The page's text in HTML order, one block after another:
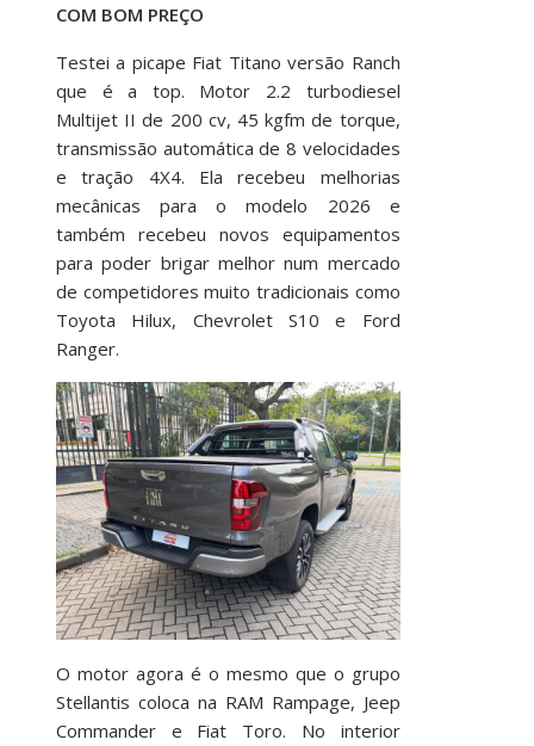
COM BOM PREÇO
Testei a picape Fiat Titano versão Ranch
que é a top. Motor 2.2 turbodiesel
Multijet II de 200 cv, 45 kgfm de torque,
transmissão automática de 8 velocidades
e tração 4X4. Ela recebeu melhorias
mecânicas para o modelo 2026 e
também recebeu novos equipamentos
para poder brigar melhor num mercado
de competidores muito tradicionais como
Toyota Hilux, Chevrolet S10 e Ford
Ranger.
O motor agora é o mesmo que o grupo
Stellantis coloca na RAM Rampage, Jeep
Commander e Fiat Toro. No interior